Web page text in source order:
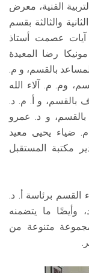
الفنية، معرض
والثالثة بقسم
آيات عصمت أستاذ
رضا المعيدة
بالقسم، و م.
وم. م. آلاء الله
بالقسم، و أ. م. د.
بالقسم، و د. عمرو
ضياء يحيى معيد
مكتبة المستقبل
القسم برئاسة أ. د.
وأيضًا ما يتضمنه
متنوعة من